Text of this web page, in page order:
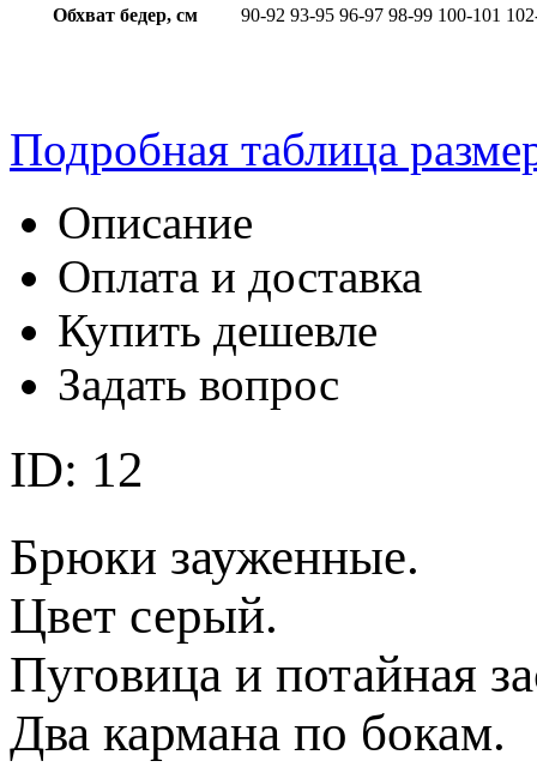
Обхват бедер, см
90-92 93-95 96-97 98-99 100-101
Подробная таблица
Описание
Оплата и доставка
Купить дешевле
Задать вопрос
ID: 12
Брюки зауженные.
Цвет серый.
Пуговица и потайная
Два кармана по бокам.